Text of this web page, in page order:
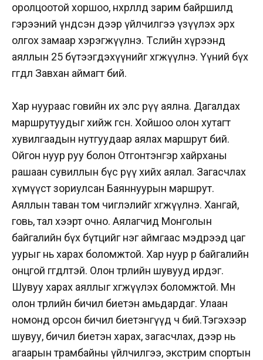
оролцоотой хоршоо, нөхөрлөлд зарим байршилд
гэрээний үндсэн дээр үйлчилгээ үзүүлэх эрх
олгох замаар хэрэгжүүлнэ. Төслийн хүрээнд
аяллын 25 бүтээгдэхүүнийг хөгжүүлнэ. Үүний бүх
өгөгдөл Завхан аймагт бий.
Хар нуураас говийн их элс рүү аялна. Дагалдах
маршрутуудыг хийж өгсөн. Хойшоо олон хутагт
хувилгаадын нутгуудаар аялах маршрут бий.
Ойгон нуур руу болон Отгонтэнгэр хайрханы
рашаан сувиллын бүс рүү хийх аялал. Загасчлах
хүмүүст зориулсан Баяннуурын маршрут.
Аяллын таван том чиглэлийг хөгжүүлнэ. Хангай,
говь, тал хээрт очно. Аялагчид Монголын
байгалийн бүх бүтцийг нэг аймгаас мэдрээд цаг
уурыг нь харах боломжтой. Хар нуур өөрөө байгалийн
онцгой өгөгдөлтэй. Олон төрлийн шувууд ирдэг.
Шувуу харах аяллыг хөгжүүлэх боломжтой. Мөн
олон төрлийн бичил биетэн амьдардаг. Улаан
номонд орсон бичил биетэнгүүд ч бий.Тэгэхээр
шувуу, бичил биетэн харах, загасчлах, дээр нь
агаарын трамбайны үйлчилгээ, экстрим спортын